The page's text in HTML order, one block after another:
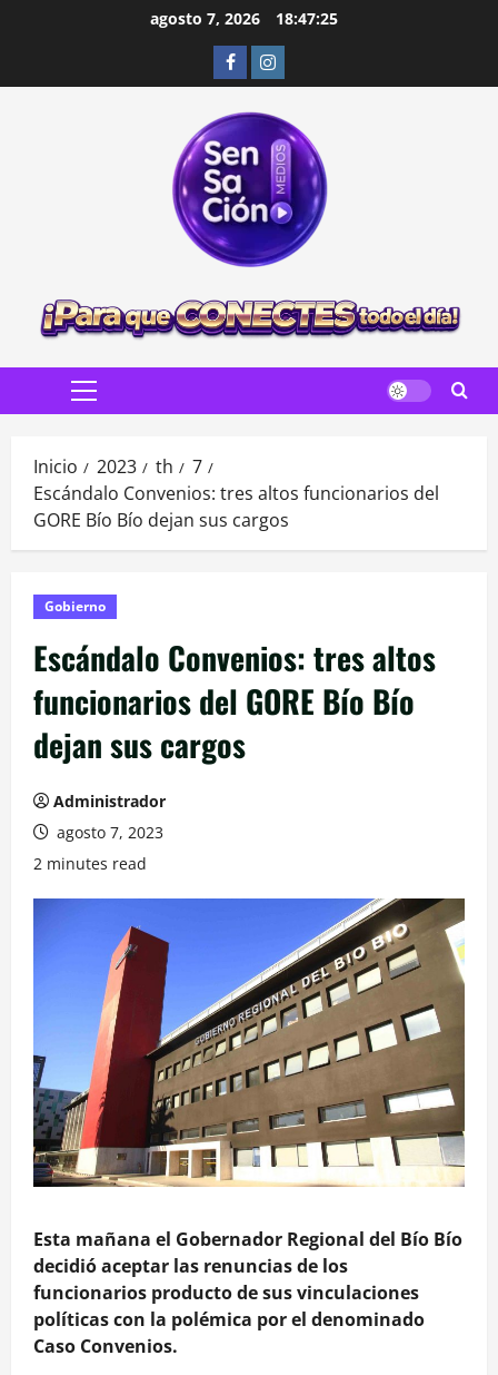
agosto 7, 2026 18:47:27
FacebookInstagram
Menú
Inicio 2023 th
7
Escándalo Convenios: tres altos funcionarios del
GORE Bío Bío dejan sus cargos
Gobierno
Escándalo Convenios: tres altos
funcionarios del GORE Bío Bío
dejan sus cargos
Administrador
agosto 7, 2023
2 minutes read
Esta mañana el Gobernador Regional del Bío Bío
decidió aceptar las renuncias de los
funcionarios producto de sus vinculaciones
políticas con la polémica por el denominado
Caso Convenios.